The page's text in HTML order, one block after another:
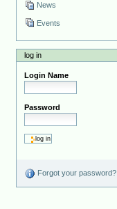
News
Events
log in
Login Name
Password
Forgot your password?